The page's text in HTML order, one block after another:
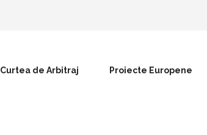
Curtea de Arbitraj Proiecte Europene